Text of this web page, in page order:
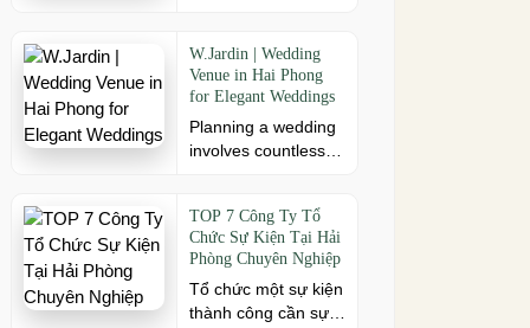
đáp ứng nhiều quy
mô sự kiện, đừng
[…]
sau nhiều năm xa
cách. Để buổi hội
ngộ thêm trọn vẹn,
việc lựa chọn địa
điểm phù hợp về
điều không thể bỏ
qua. Dưới […]
W.Jardin | Wedding
Venue in Hai Phong
for Elegant Weddings
Planning a wedding
involves countless
venue is one of the
most important. As a
leading wedding
venue Hai Phong,
W.Jardin combines
TOP 7 Công Ty Tổ
Chức Sự Kiện Tại Hải
Phòng Chuyên Nghiệp
Tổ chức một sự kiện
thành công cần sự